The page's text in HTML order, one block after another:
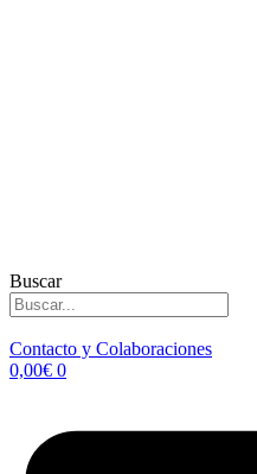
Buscar
Contacto y Colaboraciones
0,00€ 0